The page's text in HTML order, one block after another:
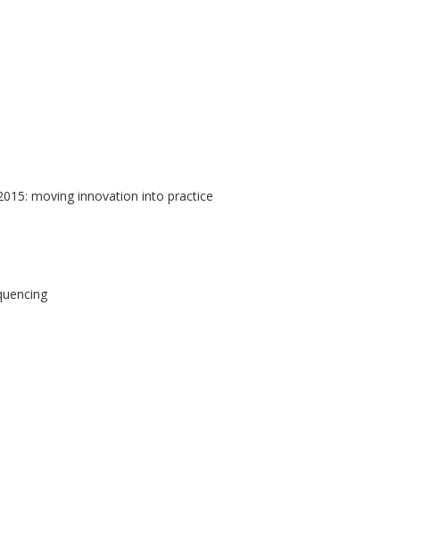
moving innovation into practice